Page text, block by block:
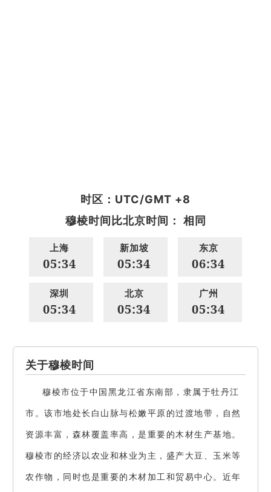
时区：UTC/GMT +8
穆棱时间比北京时间： 相同
上海
05:34
新加坡
05:34
东京
06:34
深圳
05:34
北京
05:34
广州
05:34
关于穆棱时间
穆棱市位于中国黑龙江省东南部，隶属于牡丹江
市。该市地处长白山脉与松嫩平原的过渡地带，自然
资源丰富，森林覆盖率高，是重要的木材生产基地。
穆棱市的经济以农业和林业为主，盛产大豆、玉米等
农作物，同时也是重要的木材加工和贸易中心。近年